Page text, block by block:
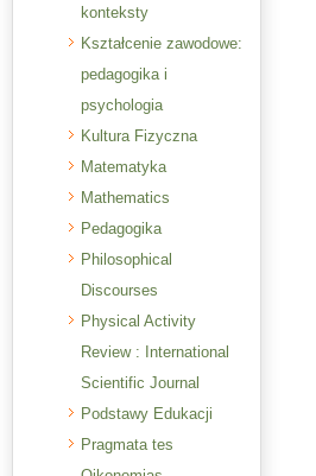
konteksty
Kształcenie zawodowe:
pedagogika i
psychologia
Kultura Fizyczna
Matematyka
Mathematics
Pedagogika
Philosophical
Discourses
Physical Activity
Review : International
Scientific Journal
Podstawy Edukacji
Pragmata tes